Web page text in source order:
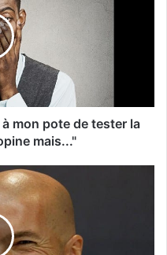
mon pote de tester la
mais..."